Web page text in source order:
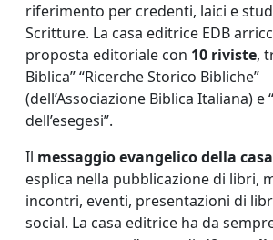
riferimento per credenti, laici e
Scritture. La casa editrice EDB
proposta editoriale con 10 riviste,
Biblica” “Ricerche Storico Bibliche”
(dell’Associazione Biblica Italiana) e
dell’esegesi”.
Il messaggio evangelico della
esplica nella pubblicazione di libri,
incontri, eventi, presentazioni di
social. La casa editrice ha da